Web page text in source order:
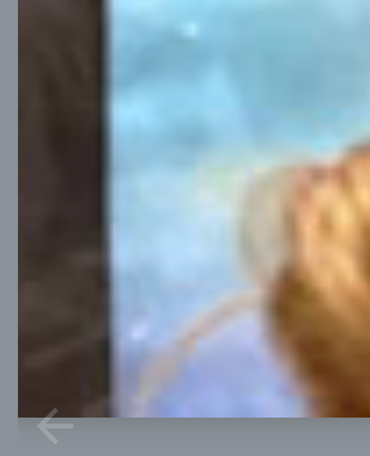
arrow_back